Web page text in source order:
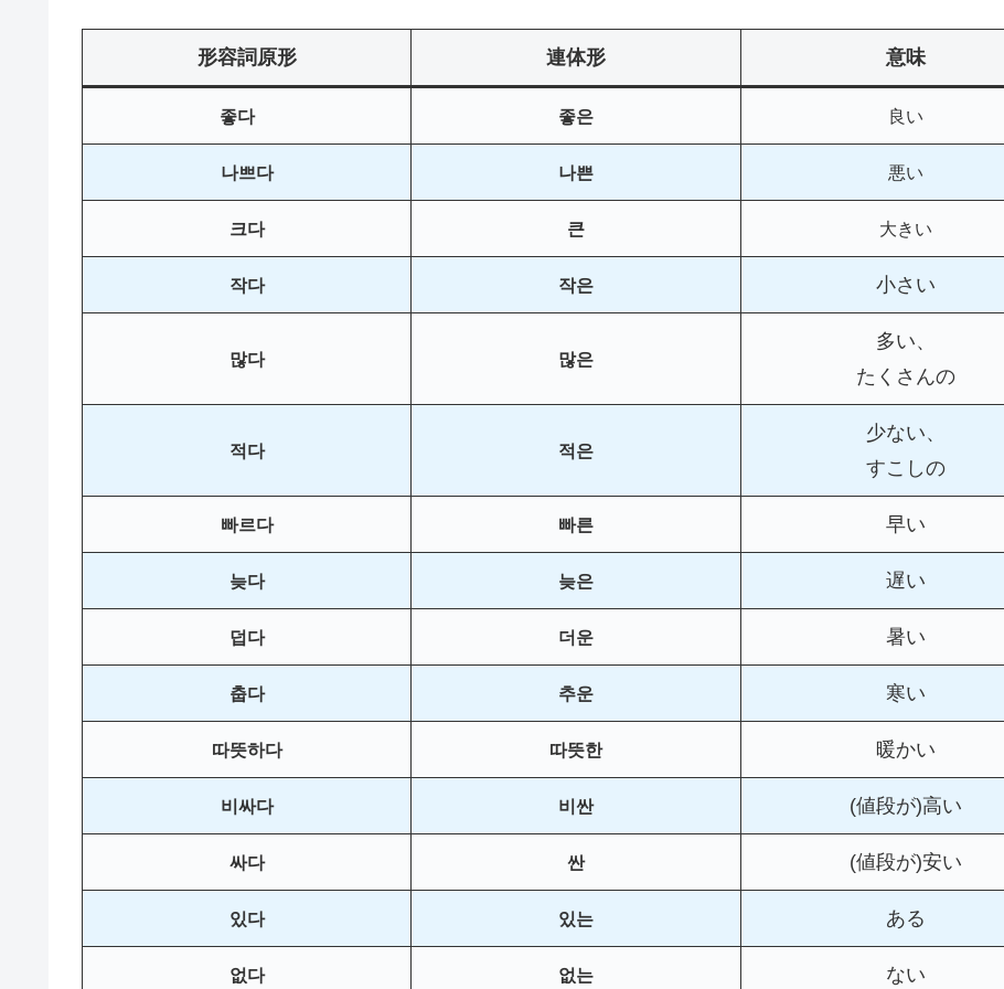
形容詞原形 連体形 意味
좋다 좋은 良い
나쁘다 나쁜 悪い
크다 큰 大きい
작다 작은 小さい
많다 많은
多い、
たくさんの
적다 적은
少ない、
すこしの
빠르다 빠른 早い
늦다 늦은 遅い
덥다 더운 暑い
춥다 추운 寒い
따뜻하다 따뜻한 暖かい
비싸다 비싼 (値段が)高い
싸다 싼 (値段が)安い
있다 있는 ある
없다 없는 ない